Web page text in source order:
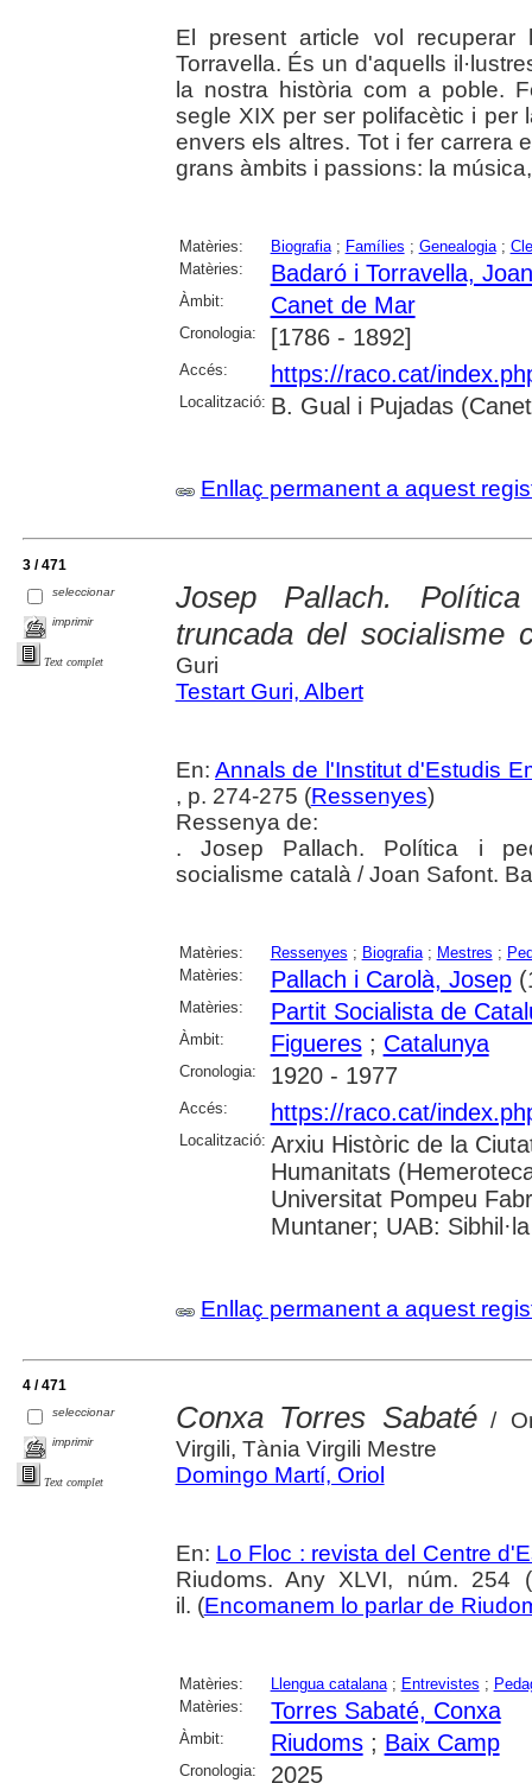
El present article vol
Torravella. És un d'aquells
la nostra història com a poble.
segle XIX per ser polifacètic i per
envers els altres. Tot i fer carrera
grans àmbits i passions: la
Matèries: Biografia; Famílies ; Genealogia;
Matèries:
Badaró i Torravella, Joan
Àmbit: Canet de Mar
Cronologia: [1786 - 1892]
Accés: https://raco.cat/
Localització: B. Gual i Pujadas
Enllaç permanent a aquest
3 / 471
seleccionar
imprimir
Text complet
Josep Pallach.
truncada del socialisme
Guri
Testart Guri, Albert
En:Annals de l'Institut d'Estudis
, p. 274-275 (Ressenyes)
Ressenya de:
. Josep Pallach. Política i
socialisme català / Joan Safont.
Matèries: Ressenyes ; Biografia; Mestres ;
Matèries:
Pallach i Carolà, Josep
Matèries: Partit Socialista de
Àmbit: Figueres; Catalunya
Cronologia: 1920 - 1977
Accés: https://raco.cat/
Localització: Arxiu Històric de la
Humanitats
Universitat Pompeu
Muntaner; UAB: Sibhil·la
Enllaç permanent a aquest
4 / 471
seleccionar
imprimir
Text complet
Conxa Torres Sabaté/
Virgili, Tània Virgili Mestre
Domingo Martí, Oriol
En: Lo Floc : revista del Centre
Riudoms. Any XLVI, núm. 254
il. (Encomanem lo parlar de
Matèries: Llengua catalana; Entrevistes ;
Matèries:
Torres Sabaté, Conxa
Àmbit: Riudoms; Baix Camp
Cronologia: 2025